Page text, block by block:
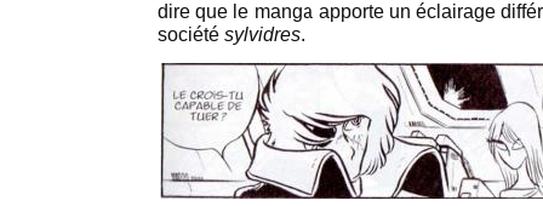
dire que le manga apporte un éclairage
société sylvidres.